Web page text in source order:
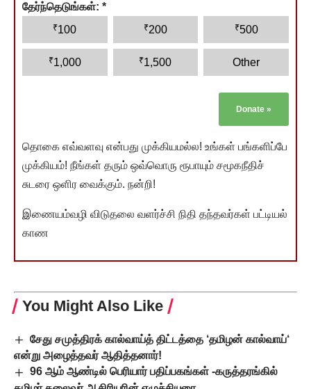
தேர்ந்தெடுங்கள்: *
₹100 ₹200 ₹500
₹1,000 ₹1,500 Other
Donate »
தொகை எவ்வளவு என்பது முக்கியமல்ல! உங்கள் பங்களிப்பே
முக்கியம்! நீங்கள் தரும் ஒவ்வொரு ரூபாயும் சமூகநீதிச்
சுடரை ஒளிர வைக்கும். நன்றி!
இணையம்வழி விடுதலை வளர்ச்சி நிதி தந்தவர்கள் பட்டியல்
காண
You Might Also Like
சேது சமுத்திரக் கால்வாய்த் திட்டத்தை ‘தமிழன் கால்வாய்‘
என்று அழைத்தவர் ஆதித்தனார்!
96 ஆம் ஆண்டில் பெரியார் பதிப்பகங்கள் -கருத்தரங்கில்